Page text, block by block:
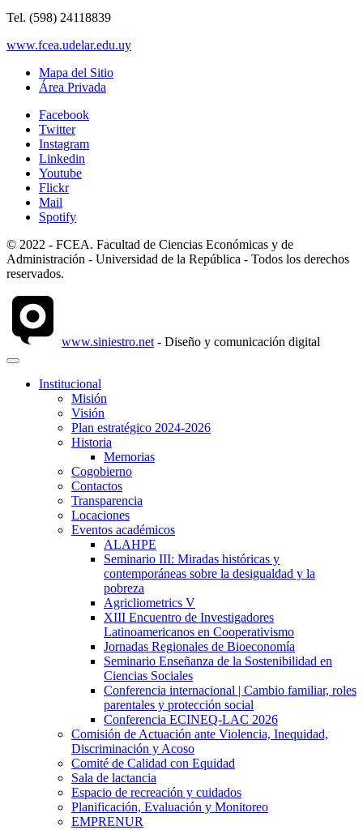
Tel. (598) 24118839
www.fcea.udelar.edu.uy
Mapa del Sitio
Área Privada
Facebook
Twitter
Instagram
Linkedin
Youtube
Flickr
Mail
Spotify
© 2022 - FCEA. Facultad de Ciencias Económicas y de
Administración - Universidad de la República - Todos los derechos
reservados.
www.siniestro.net - Diseño y comunicación digital
Institucional
Misión
Visión
Plan estratégico 2024-2026
Historia
Memorias
Cogobierno
Contactos
Transparencia
Locaciones
Eventos académicos
ALAHPE
Seminario III: Miradas históricas y
contemporáneas sobre la desigualdad y la
pobreza
Agricliometrics V
XIII Encuentro de Investigadores
Latinoamericanos en Cooperativismo
Jornadas Regionales de Bioeconomía
Seminario Enseñanza de la Sostenibilidad en
Ciencias Sociales
Conferencia internacional | Cambio familiar, roles
parentales y protección social
Conferencia ECINEQ-LAC 2026
Comisión de Actuación ante Violencia, Inequidad,
Discriminación y Acoso
Comité de Calidad con Equidad
Sala de lactancia
Espacio de recreación y cuidados
Planificación, Evaluación y Monitoreo
EMPRENUR